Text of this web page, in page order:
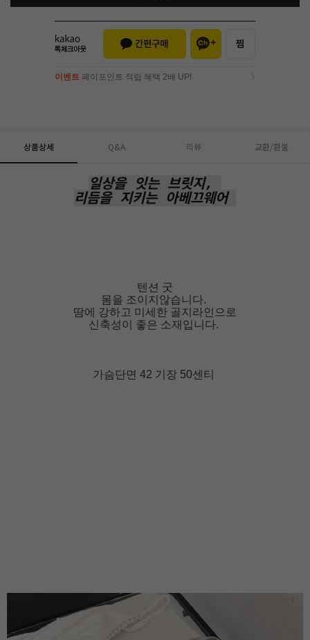
이벤트 페이포인트 적립 혜택 2배 UP!
상품상세 Q&A 리뷰 교환/환불
일상을 잇는 브릿지,
리듬을 지키는 아베끄웨어
텐션 굿
몸을 조이지않습니다.
땀에 강하고 미세한 골지라인으로
신축성이 좋은 소재입니다.
가슴단면 42 기장 50센티